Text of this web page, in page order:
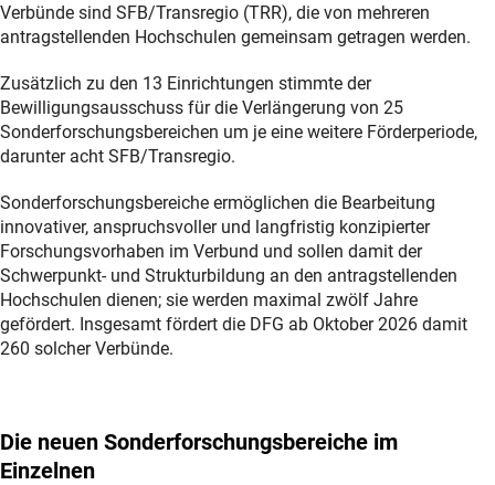
Verbünde sind SFB/Transregio (TRR), die von mehreren
antragstellenden Hochschulen gemeinsam getragen werden.
Zusätzlich zu den 13 Einrichtungen stimmte der
Bewilligungsausschuss für die Verlängerung von 25
Sonderforschungsbereichen um je eine weitere Förderperiode,
darunter acht SFB/Transregio.
Sonderforschungsbereiche ermöglichen die Bearbeitung
innovativer, anspruchsvoller und langfristig konzipierter
Forschungsvorhaben im Verbund und sollen damit der
Schwerpunkt- und Strukturbildung an den antragstellenden
Hochschulen dienen; sie werden maximal zwölf Jahre
gefördert. Insgesamt fördert die DFG ab Oktober 2026 damit
260 solcher Verbünde.
Die neuen Sonderforschungsbereiche im
Einzelnen